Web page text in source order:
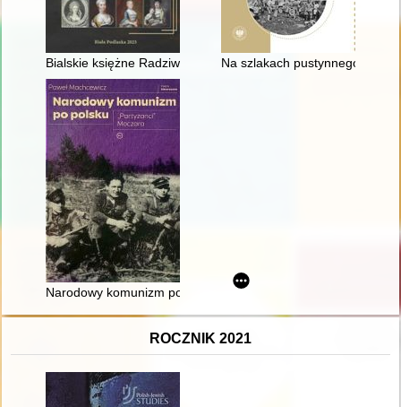
Bialskie księżne Radziwiłłowe Na szlakach pustynnego losu :
Narodowy komunizm po polsku : "partyzanci" Moczara
ROCZNIK 2021